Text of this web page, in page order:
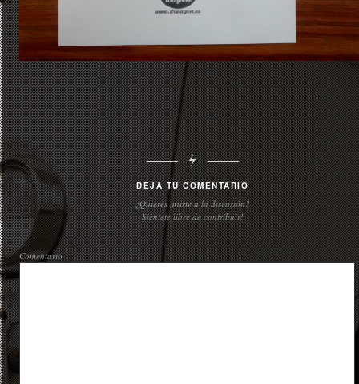
DEJA TU COMENTARIO
¿Quieres unirte a la discusión?
Siéntete libre de contribuir!
Comentario